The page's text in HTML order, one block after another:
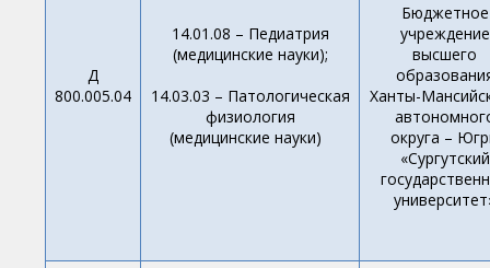
Д
800.005.04
14.01.08 – Педиатрия
(медицинские науки);
14.03.03 – Патологическая
физиология
(медицинские науки)
Бюджетное
учреждение
высшего
Ханты-
округа –
«Сургутский